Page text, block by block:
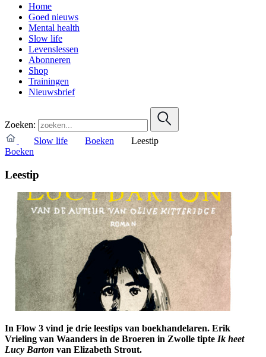
Home
Goed nieuws
Mental health
Slow life
Levenslessen
Abonneren
Shop
Trainingen
Nieuwsbrief
Zoeken:
Slow life
Boeken
Leestip
Boeken
Leestip
In Flow 3 vind je drie leestips van boekhandelaren. Erik
Vrieling van Waanders in de Broeren in Zwolle tipte Ik heet
Lucy Barton van Elizabeth Strout.